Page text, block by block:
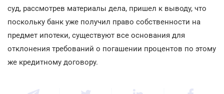
суд, рассмотрев материалы дела, пришел к выводу, что
поскольку банк уже получил право собственности на
предмет ипотеки, существуют все основания для
отклонения требований о погашении процентов по этому
же кредитному договору.